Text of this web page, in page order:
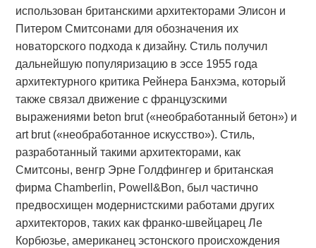
использован британскими архитекторами Элисон и
Питером Смитсонами для обозначения их
новаторского подхода к дизайну. Стиль получил
дальнейшую популяризацию в эссе 1955 года
архитектурного критика Рейнера Банхэма, который
также связал движение с французскими
выражениями beton brut («необработанный бетон») и
art brut («необработанное искусство»). Стиль,
разработанный такими архитекторами, как
Смитсоны, венгр Эрне Голдфингер и британская
фирма Chamberlin, Powell&Bon, был частично
предвосхищен модернистскими работами других
архитекторов, таких как франко-швейцарец Ле
Корбюзье, американец эстонского происхождения